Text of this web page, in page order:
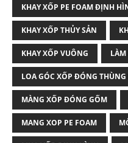
KHAY XỐP PE FOAM ĐỊNH
KHAY XỐP THỦY SẢN
KHAY XỐP VUÔNG
LOA GÓC XỐP ĐÓNG
MÀNG XỐP ĐÓNG GỐM
MANG XOP PE FOAM